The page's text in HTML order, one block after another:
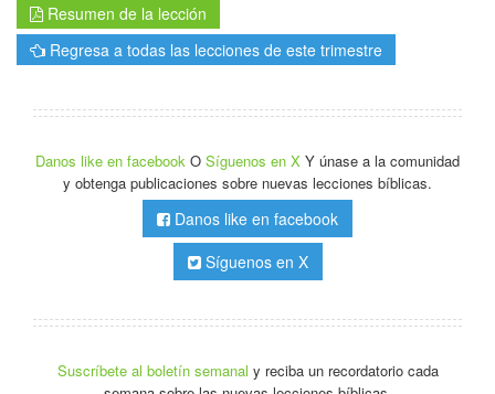
Resumen de la lección
Regresa a todas las lecciones de este trimestre
Danos like en facebook O Síguenos en X Y únase a la comunidad
y obtenga publicaciones sobre nuevas lecciones bíblicas.
Danos like en facebook
Síguenos en X
Suscríbete al boletín semanal y reciba un recordatorio cada